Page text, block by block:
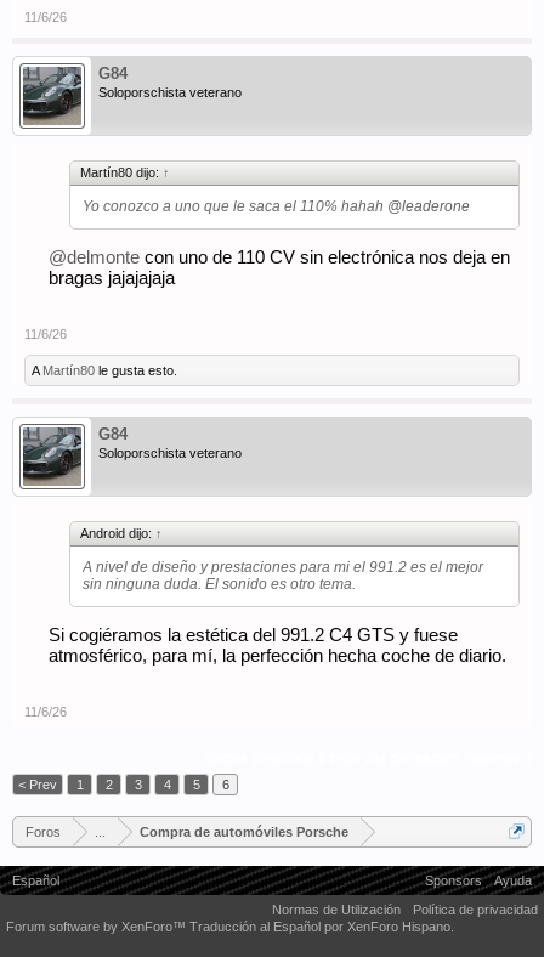
11/6/26
G84
Soloporschista veterano
Martín80 dijo: ↑
Yo conozco a uno que le saca el 110% hahah @leaderone
@delmonte con uno de 110 CV sin electrónica nos deja en
bragas jajajajaja
11/6/26
A Martín80 le gusta esto.
G84
Soloporschista veterano
Android dijo: ↑
A nivel de diseño y prestaciones para mi el 991.2 es el mejor
sin ninguna duda. El sonido es otro tema.
Si cogiéramos la estética del 991.2 C4 GTS y fuese
atmosférico, para mí, la perfección hecha coche de diario.
11/6/26
< Prev
1 2 3 4 5 6
Foros Compra de automóviles Porsche
Español Sponsors
Ayuda
Normas de Utilización
Política de privacidad
Forum software by XenForo™ Traducción al Español por XenForo Hispano.